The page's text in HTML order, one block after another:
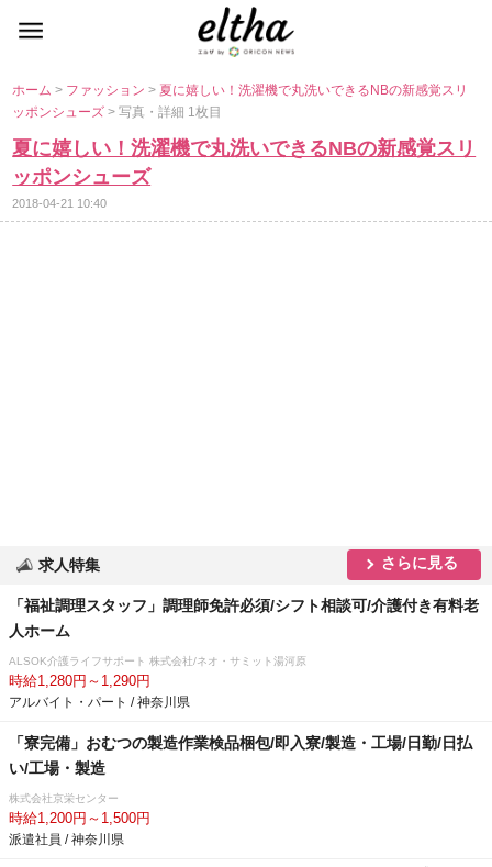
ホーム> ファッション> 夏に嬉しい！洗濯機で丸洗いできるNBの新感覚スリ
ッポンシューズ> 写真・詳細 1枚目
夏に嬉しい！洗濯機で丸洗いできるNBの新感覚スリ
ッポンシューズ
2018-04-21 10:40
求人特集 さらに見る
「福祉調理スタッフ」調理師免許必須/シフト相談可/介護付き有料老
人ホーム
ALSOK介護ライフサポート 株式会社/ネオ・サミット湯河原
時給1,280円～1,290円
アルバイト・パート / 神奈川県
「寮完備」おむつの製造作業検品梱包/即入寮/製造・工場/日勤/日払
い/工場・製造
株式会社京栄センター
時給1,200円～1,500円
派遣社員 / 神奈川県